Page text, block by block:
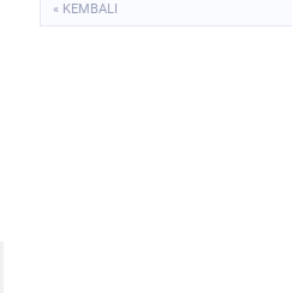
« KEMBALI